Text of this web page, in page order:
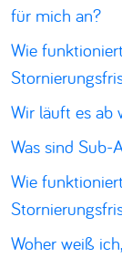
für mich an?
Wie
Wir läuft es ab
Was sind Sub-
Wie
Woher weiß